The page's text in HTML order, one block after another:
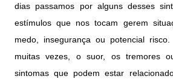
dias passamos por alguns desses
estímulos que nos tocam gerem
medo, insegurança ou potencial
muitas vezes, o suor, os tremores
sintomas que podem estar